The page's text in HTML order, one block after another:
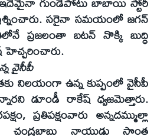
సరైనా సమయంలో జగన్‌
ప్రజలంతా బటన్‌ నొక్కి బుద్ధి
వైసీపీ
నిలయంగా ఉన్న కుప్పంలో వైసీపీ
డూండీ రాకేష్‌ ధ్వజమెత్తారు.
ప్రతిపక్షంవారు అన్నదమ్ముల్లా
చంద్రబాబు నాయుడు సొంత